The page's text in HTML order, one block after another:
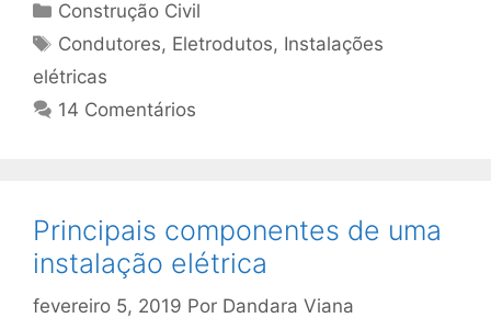
Construção Civil
Condutores, Eletrodutos, Instalações
elétricas
14 Comentários
Principais componentes de uma
instalação elétrica
fevereiro 5, 2019 Por Dandara Viana